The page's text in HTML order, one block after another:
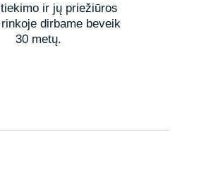
ir jų priežiūros
dirbame beveik
30 metų.